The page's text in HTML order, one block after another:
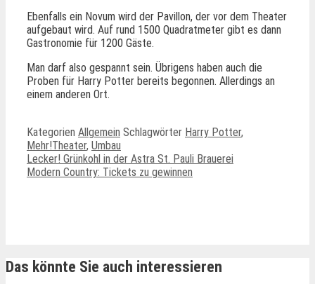
Ebenfalls ein Novum wird der Pavillon, der vor dem Theater
aufgebaut wird. Auf rund 1500 Quadratmeter gibt es dann
Gastronomie für 1200 Gäste.
Man darf also gespannt sein. Übrigens haben auch die
Proben für Harry Potter bereits begonnen. Allerdings an
einem anderen Ort.
Kategorien Allgemein Schlagwörter Harry Potter,
Mehr!Theater, Umbau
Lecker! Grünkohl in der Astra St. Pauli Brauerei
Modern Country: Tickets zu gewinnen
Das könnte Sie auch interessieren